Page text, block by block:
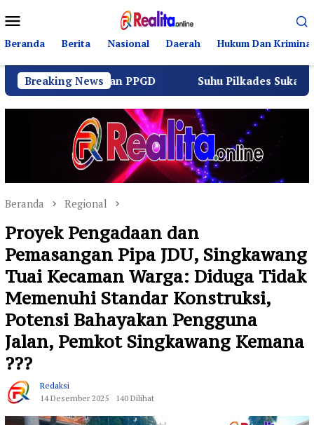
ke
kontenMobile
Beranda Berita Nasional Daerah Hukum Dan Kriminal
Breaking News
dan PPGD Suhu Pilkades Sukamulya Memanas,
Beranda Regional
Proyek Pengadaan dan
Pemasangan Pipa JDU, Singkawang
Tuai Kecaman Warga: Diduga Tidak
Memenuhi Standar Konstruksi,
Potensi Bahayakan Pengguna
Jalan, Pemkot Singkawang Kemana
???
Redaksi
14 Desember 2025
140 Dilihat